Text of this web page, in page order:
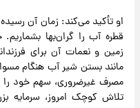
او تأکید می‌کند: زمان آن
قطره آب را گران‌بها
زمین و نعمات آن برای
مانند بستن شیر آب هنگام
مصرف غیرضروری، سهم خود را
تلاش کوچک امروز، سرمایه